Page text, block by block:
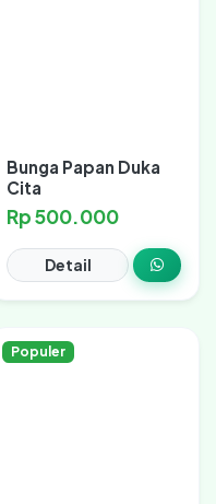
Bunga Papan Duka
Cita
Rp 500.000
Detail
Populer